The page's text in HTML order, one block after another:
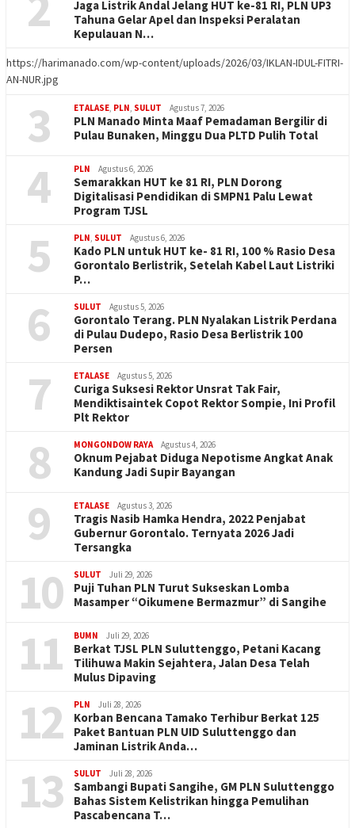
Jaga Listrik Andal Jelang HUT ke-81 RI, PLN UP3
Tahuna Gelar Apel dan Inspeksi Peralatan
Kepulauan N…
https://harimanado.com/wp-content/uploads/2026/03/IKLAN-IDUL-FITRI-
AN-NUR.jpg
3 ETALASE PLN SULUT Agustus 7, 2026
PLN Manado Minta Maaf Pemadaman Bergilir di
Pulau Bunaken, Minggu Dua PLTD Pulih Total
4 PLN Agustus 6, 2026
Semarakkan HUT ke 81 RI, PLN Dorong
Digitalisasi Pendidikan di SMPN1 Palu Lewat
Program TJSL
5 PLN SULUT Agustus 6, 2026
Kado PLN untuk HUT ke- 81 RI, 100 % Rasio Desa
Gorontalo Berlistrik, Setelah Kabel Laut Listriki
P…
6 SULUT Agustus 5, 2026
Gorontalo Terang. PLN Nyalakan Listrik Perdana
di Pulau Dudepo, Rasio Desa Berlistrik 100
Persen
7 ETALASE Agustus 5, 2026
Curiga Suksesi Rektor Unsrat Tak Fair,
Mendiktisaintek Copot Rektor Sompie, Ini Profil
Plt Rektor
8 MONGONDOW RAYA Agustus 4, 2026
Oknum Pejabat Diduga Nepotisme Angkat Anak
Kandung Jadi Supir Bayangan
9 ETALASE Agustus 3, 2026
Tragis Nasib Hamka Hendra, 2022 Penjabat
Gubernur Gorontalo. Ternyata 2026 Jadi
Tersangka
10 SULUT Juli 29, 2026
Puji Tuhan PLN Turut Sukseskan Lomba
Masamper “Oikumene Bermazmur” di Sangihe
11 BUMN Juli 29, 2026
Berkat TJSL PLN Suluttenggo, Petani Kacang
Tilihuwa Makin Sejahtera, Jalan Desa Telah
Mulus Dipaving
12 PLN Juli 28, 2026
Korban Bencana Tamako Terhibur Berkat 125
Paket Bantuan PLN UID Suluttenggo dan
Jaminan Listrik Anda…
13 SULUT Juli 28, 2026
Sambangi Bupati Sangihe, GM PLN Suluttenggo
Bahas Sistem Kelistrikan hingga Pemulihan
Pascabencana T…